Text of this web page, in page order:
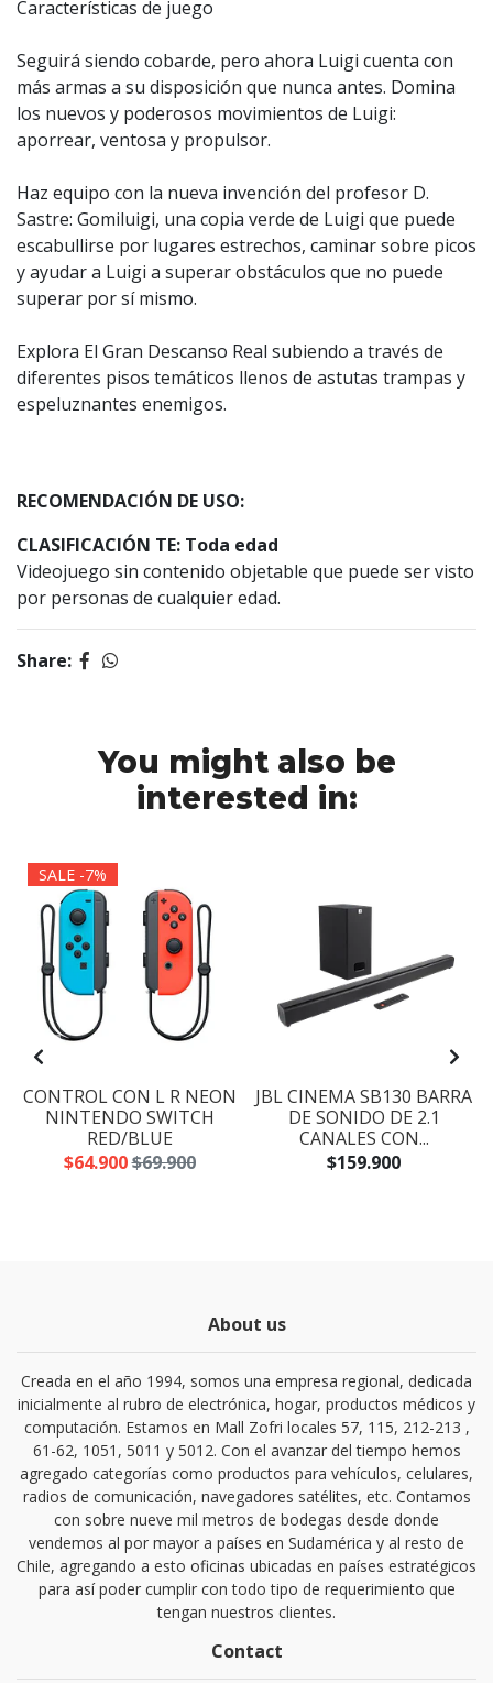
Características de juego
Seguirá siendo cobarde, pero ahora Luigi cuenta con
más armas a su disposición que nunca antes. Domina
los nuevos y poderosos movimientos de Luigi:
aporrear, ventosa y propulsor.
Haz equipo con la nueva invención del profesor D.
Sastre: Gomiluigi, una copia verde de Luigi que puede
escabullirse por lugares estrechos, caminar sobre picos
y ayudar a Luigi a superar obstáculos que no puede
superar por sí mismo.
Explora El Gran Descanso Real subiendo a través de
diferentes pisos temáticos llenos de astutas trampas y
espeluznantes enemigos.
RECOMENDACIÓN DE USO:
CLASIFICACIÓN TE: Toda edad
Videojuego sin contenido objetable que puede ser visto
por personas de cualquier edad.
Share:
You might also be
interested in:
SALE -7%
CONTROL CON L R NEON
NINTENDO SWITCH
RED/BLUE
$64.900$69.900
JBL CINEMA SB130 BARRA
DE SONIDO DE 2.1
CANALES CON...
$159.900
About us
Creada en el año 1994, somos una empresa regional, dedicada
inicialmente al rubro de electrónica, hogar, productos médicos y
computación. Estamos en Mall Zofri locales 57, 115, 212-213 ,
61-62, 1051, 5011 y 5012. Con el avanzar del tiempo hemos
agregado categorías como productos para vehículos, celulares,
radios de comunicación, navegadores satélites, etc. Contamos
con sobre nueve mil metros de bodegas desde donde
vendemos al por mayor a países en Sudamérica y al resto de
Chile, agregando a esto oficinas ubicadas en países estratégicos
para así poder cumplir con todo tipo de requerimiento que
tengan nuestros clientes.
Contact